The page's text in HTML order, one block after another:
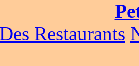
Restaurants